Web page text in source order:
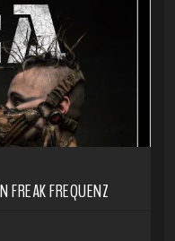
FREAK FREQUENZ